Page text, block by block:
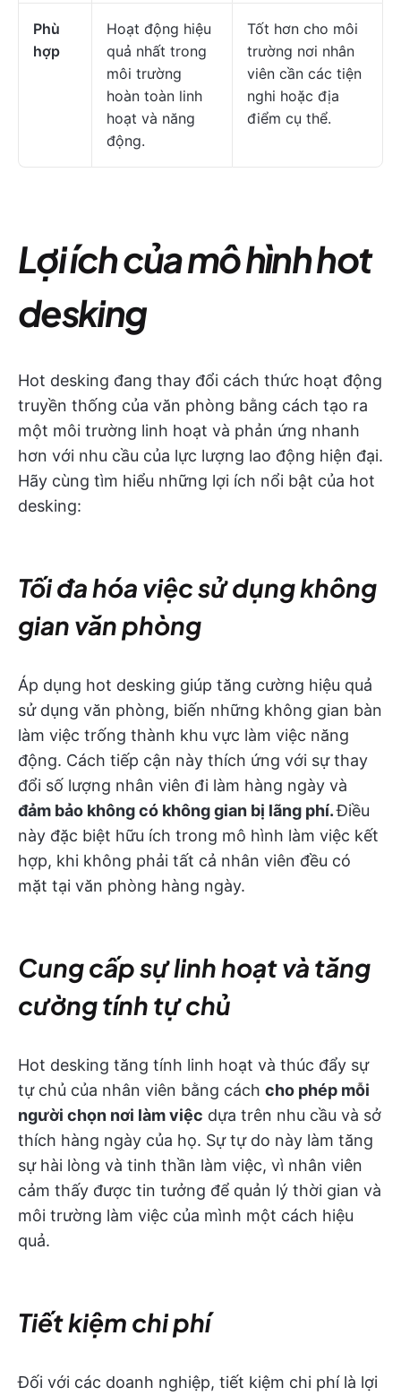
Phù
hợp
Hoạt động hiệu
quả nhất trong
môi trường
hoàn toàn linh
hoạt và năng
động.
Tốt hơn cho môi
trường nơi nhân
viên cần các tiện
nghi hoặc địa
điểm cụ thể.
Lợi ích của mô hình hot
desking
Hot desking đang thay đổi cách thức hoạt động
truyền thống của văn phòng bằng cách tạo ra
một môi trường linh hoạt và phản ứng nhanh
hơn với nhu cầu của lực lượng lao động hiện đại.
Hãy cùng tìm hiểu những lợi ích nổi bật của hot
desking:
Tối đa hóa việc sử dụng không
gian văn phòng
Áp dụng hot desking giúp tăng cường hiệu quả
sử dụng văn phòng, biến những không gian bàn
làm việc trống thành khu vực làm việc năng
động. Cách tiếp cận này thích ứng với sự thay
đổi số lượng nhân viên đi làm hàng ngày và
đảm bảo không có không gian bị lãng phí.Điều
này đặc biệt hữu ích trong mô hình làm việc kết
hợp, khi không phải tất cả nhân viên đều có
mặt tại văn phòng hàng ngày.
Cung cấp sự linh hoạt và tăng
cường tính tự chủ
Hot desking tăng tính linh hoạt và thúc đẩy sự
tự chủ của nhân viên bằng cách cho phép mỗi
người chọn nơi làm việc dựa trên nhu cầu và sở
thích hàng ngày của họ. Sự tự do này làm tăng
sự hài lòng và tinh thần làm việc, vì nhân viên
cảm thấy được tin tưởng để quản lý thời gian và
môi trường làm việc của mình một cách hiệu
quả.
Tiết kiệm chi phí
Đối với các doanh nghiệp, tiết kiệm chi phí là lợi